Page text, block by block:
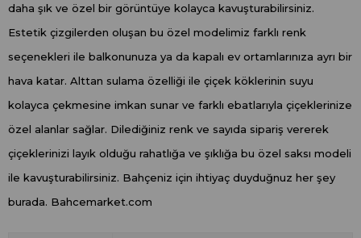
daha şık ve özel bir görüntüye kolayca kavuşturabilirsiniz.
Estetik çizgilerden oluşan bu özel modelimiz farklı renk
seçenekleri ile balkonunuza ya da kapalı ev ortamlarınıza ayrı bir
hava katar. Alttan sulama özelliği ile çiçek köklerinin suyu
kolayca çekmesine imkan sunar ve farklı ebatlarıyla çiçeklerinize
özel alanlar sağlar. Dilediğiniz renk ve sayıda sipariş vererek
çiçeklerinizi layık olduğu rahatlığa ve şıklığa bu özel saksı modeli
ile kavuşturabilirsiniz. Bahçeniz için ihtiyaç duyduğnuz her şey
burada. Bahcemarket.com